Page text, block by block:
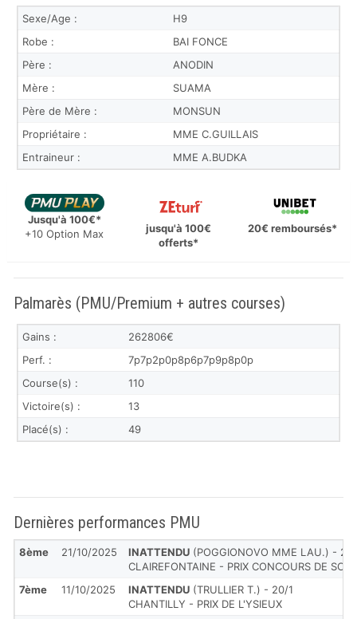
Sexe/Age :
H9
Robe :
BAI FONCE
Père :
ANODIN
Mère :
SUAMA
Père de Mère :
MONSUN
Propriétaire :
MME C.GUILLAIS
Entraineur :
MME A.BUDKA
Jusqu'à 100€*
+10 Option Max
jusqu'à 100€
offerts*
20€ remboursés*
Palmarès (PMU/Premium + autres courses)
Gains :
262806€
Perf. :
7p7p2p0p8p6p7p9p8p0p
Course(s) :
110
Victoire(s) :
13
Placé(s) :
49
Dernières performances PMU
8ème 21/10/2025 INATTENDU (POGGIONOVO MME LAU.) -
CLAIREFONTAINE - PRIX CONCOURS DE
7ème
11/10/2025 INATTENDU (TRULLIER T.) - 20/1
CHANTILLY - PRIX DE L'YSIEUX